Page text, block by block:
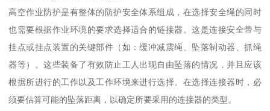
高空作业防护是有整体的防护安全体系组成，在选择安全绳的同时
也需要根据作业环境的要求选择适合的链接器。这是连接安全带与
挂点或挂点装置的关键部件（如：缓冲减震绳、坠落制动器、抓绳
器等）。这些装备了有效防止工人出现自由坠落的情况，并且应该
根据所进行的工作以及工作环境来进行选择。在选择连接器时，必
须要估算可能的坠落距离，以确定所要采用的连接器的类型。